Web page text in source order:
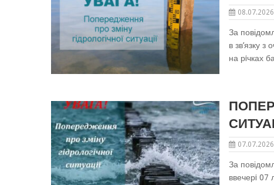
08.07.2026
За
в зв’язку
на рiчках
07.07.2026
За
ввечерi 07